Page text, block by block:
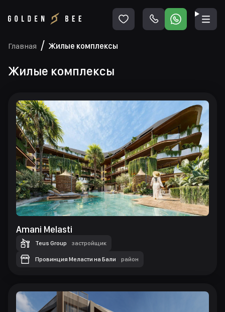
Главная Жилые комплексы
Жилые комплексы
Amani Melasti
Teus Group застройщик
Провинция Меласти на Бали район